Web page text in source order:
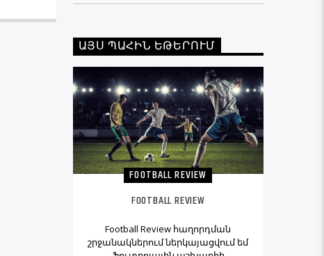
ԱՅՍ ՊԱՀԻՆ ԵԹԵՐՈՒՄ
FOOTBALL REVIEW
FOOTBALL REVIEW
Football Review հաղորդման
շրջանակներում ներկայացվում եմ